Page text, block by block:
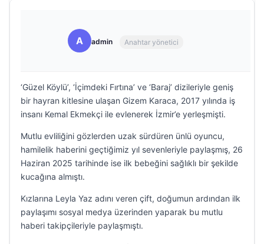
A admin Anahtar yönetici
‘Güzel Köylü’, ‘İçimdeki Fırtına’ ve ‘Baraj’ dizileriyle geniş
bir hayran kitlesine ulaşan Gizem Karaca, 2017 yılında iş
insanı Kemal Ekmekçi ile evlenerek İzmir’e yerleşmişti.
Mutlu evliliğini gözlerden uzak sürdüren ünlü oyuncu,
hamilelik haberini geçtiğimiz yıl sevenleriyle paylaşmış, 26
Haziran 2025 tarihinde ise ilk bebeğini sağlıklı bir şekilde
kucağına almıştı.
Kızlarına Leyla Yaz adını veren çift, doğumun ardından ilk
paylaşımı sosyal medya üzerinden yaparak bu mutlu
haberi takipçileriyle paylaşmıştı.